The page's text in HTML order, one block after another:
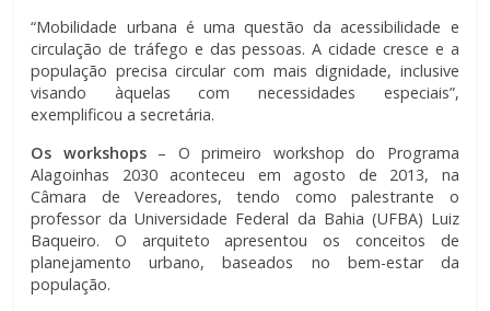
“Mobilidade urbana é uma questão da acessibilidade e
circulação de tráfego e das pessoas. A cidade cresce e a
população precisa circular com mais dignidade, inclusive
visando àquelas com necessidades especiais”,
exemplificou a secretária.
Os workshops– O primeiro workshop do Programa
Alagoinhas 2030 aconteceu em agosto de 2013, na
Câmara de Vereadores, tendo como palestrante o
professor da Universidade Federal da Bahia (UFBA) Luiz
Baqueiro. O arquiteto apresentou os conceitos de
planejamento urbano, baseados no bem-estar da
população.